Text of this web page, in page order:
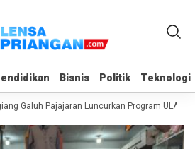
Bisnis Politik Teknologi
Bisnis Politik Teknologi
Galuh Pajajaran Luncurkan Program ULAS di